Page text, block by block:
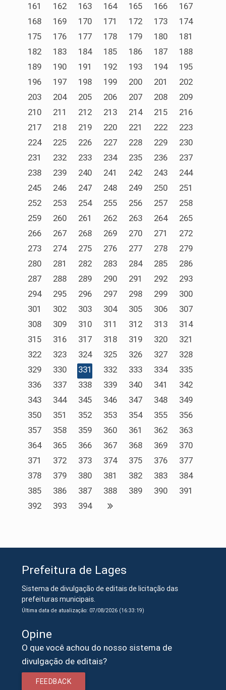
161
162 163 164 165 166
167
168
169 170 171 172 173
174
175
176 177 178 179 180
181
182
183 184 185 186 187
188
189
190 191 192 193 194
195
196
197 198 199 200 201
202
203
204 205 206 207 208
209
210
211 212 213 214 215
216
217
218 219 220 221 222
223
224
225 226 227 228 229
230
231
232 233 234 235 236
237
238
239 240 241 242 243
244
245
246 247 248 249 250
251
252
253 254 255 256 257
258
259
260 261 262 263 264
265
266
267 268 269 270 271
272
273
274 275 276 277 278
279
280
281 282 283 284 285
286
287
288 289 290 291 292
293
294
295 296 297 298 299
300
301
302 303 304 305 306
307
308
309 310 311 312 313
314
315
316 317 318 319 320
321
322
323 324 325 326 327
328
329
330 331 332 333 334
335
336
337 338 339 340 341
342
343
344 345 346 347 348
349
350
351 352 353 354 355
356
357
358 359 360 361 362
363
364
365 366 367 368 369
370
371
372 373 374 375 376
377
378
379 380 381 382 383
384
385
386 387 388 389 390
391
392
393 394
Prefeitura de Lages
Sistema de divulgação de editais de licitação das
prefeituras municipais.
Última data de atualização: 07/08/2026 (16:33:19)
Opine
O que você achou do nosso sistema de
divulgação de editais?
FEEDBACK